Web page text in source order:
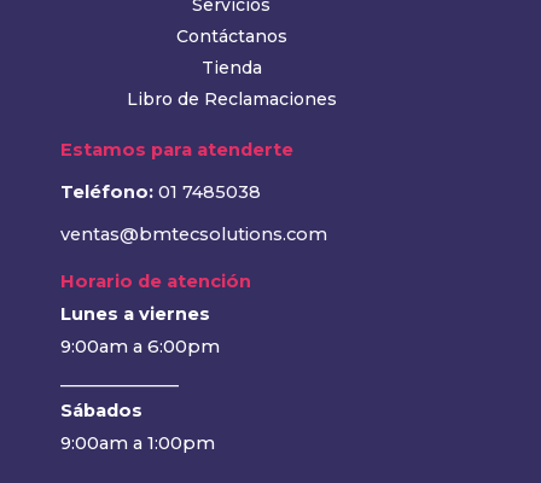
Servicios
Contáctanos
Tienda
Libro de Reclamaciones
Estamos para atenderte
Teléfono: 01 7485038
ventas@bmtecsolutions.com
Horario de atención
Lunes a viernes
9:00am a 6:00pm
Sábados
9:00am a 1:00pm